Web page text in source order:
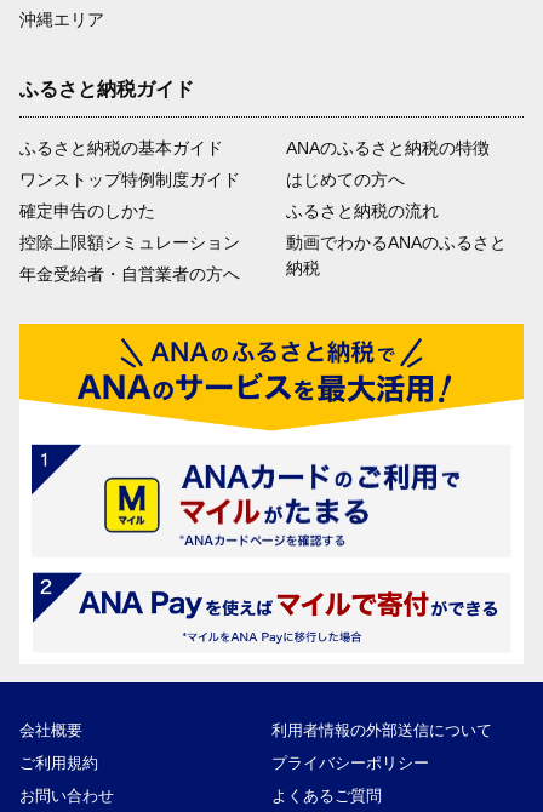
沖縄エリア
ふるさと納税ガイド
ふるさと納税の基本ガイド
ワンストップ特例制度ガイド
確定申告のしかた
控除上限額シミュレーション
年金受給者・自営業者の方へ
ANAのふるさと納税の特徴
はじめての方へ
ふるさと納税の流れ
動画でわかるANAのふるさと
納税
会社概要
利用者情報の外部送信について
ご利用規約
プライバシーポリシー
お問い合わせ
よくあるご質問